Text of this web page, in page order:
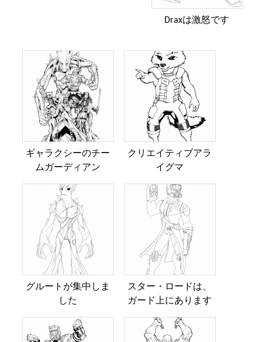
Draxは激怒です
ギャラクシーのチー
ムガーディアン
クリエイティブアラ
イグマ
グルートが集中しま
した
スター・ロードは、
ガード上にあります